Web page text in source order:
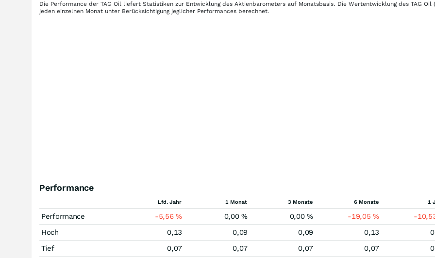
Die Performance der TAG Oil liefert Statistiken zur Entwicklung des Aktienbarometers auf Monatsbasis. Die Wertentwicklung des TAG Oil
jeden einzelnen Monat unter Berücksichtigung jeglicher Performances berechnet.
Performance
Lfd. Jahr 1 Monat 3 Monate 6 Monate 1
Performance -5,56% 0,00% 0,00% -19,05% -
Hoch
0,13 0,09 0,09 0,13
Tief
0,07 0,07 0,07 0,07